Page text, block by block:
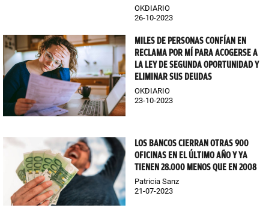
OKDIARIO
26-10-2023
MILES DE PERSONAS CONFÍAN EN
RECLAMA POR MÍ PARA ACOGERSE A
LA LEY DE SEGUNDA OPORTUNIDAD Y
ELIMINAR SUS DEUDAS
OKDIARIO
23-10-2023
LOS BANCOS CIERRAN OTRAS 900
OFICINAS EN EL ÚLTIMO AÑO Y YA
TIENEN 28.000 MENOS QUE EN 2008
Patricia Sanz
21-07-2023